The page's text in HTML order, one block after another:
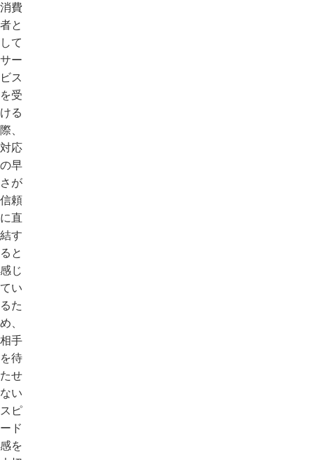
消費
者と
して
サー
ビス
を受
ける
際、
対応
の早
さが
信頼
に直
結す
ると
感じ
てい
るた
め、
相手
を待
たせ
ない
スピ
ード
感を